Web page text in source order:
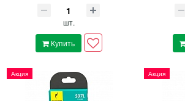
шт.
Купить
Акция Акция